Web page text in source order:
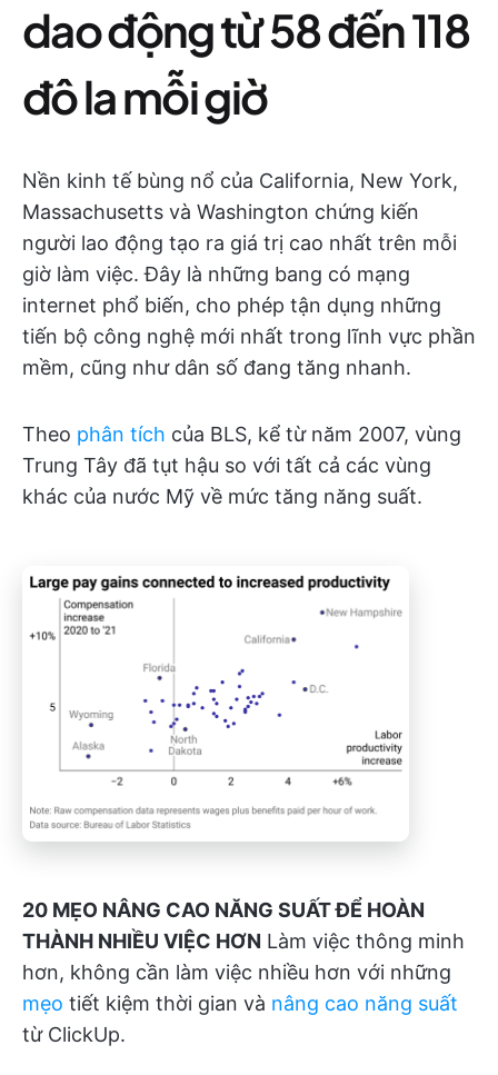
dao động từ 58 đến 118
đô la mỗi giờ
Nền kinh tế bùng nổ của California, New York,
Massachusetts và Washington chứng kiến
người lao động tạo ra giá trị cao nhất trên mỗi
giờ làm việc. Đây là những bang có mạng
internet phổ biến, cho phép tận dụng những
tiến bộ công nghệ mới nhất trong lĩnh vực phần
mềm, cũng như dân số đang tăng nhanh.
Theo phân tích của BLS, kể từ năm 2007, vùng
Trung Tây đã tụt hậu so với tất cả các vùng
khác của nước Mỹ về mức tăng năng suất.
20 MẸO NÂNG CAO NĂNG SUẤT ĐỂ HOÀN
THÀNH NHIỀU VIỆC HƠN Làm việc thông minh
hơn, không cần làm việc nhiều hơn với những
mẹo tiết kiệm thời gian và nâng cao năng suất
từ ClickUp.